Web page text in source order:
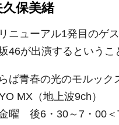
久保美緒
ニューアル1発目のゲ
46が出演するという
らば青春の光のモルック
MX（地上波9ch）
曜 後6・30～7・00＜